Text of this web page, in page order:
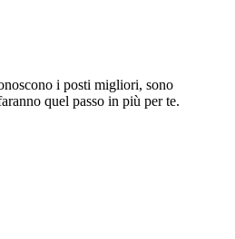
i posti migliori, sono
quel passo in più per te.